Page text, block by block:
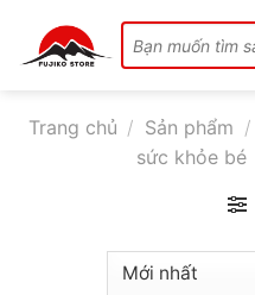
content
kiếm:
Trang chủ / Sản phẩm /
sức khỏe bé